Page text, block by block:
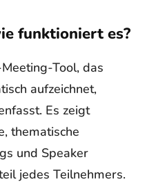
funktioniert es?
Tool, das
aufzeichnet,
Es zeigt
thematische
und Speaker
jedes Teilnehmers.